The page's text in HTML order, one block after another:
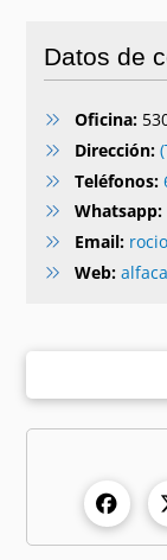
Datos de
Oficina:
Dirección:
Teléfonos:
Whatsapp:
Email:
Web: